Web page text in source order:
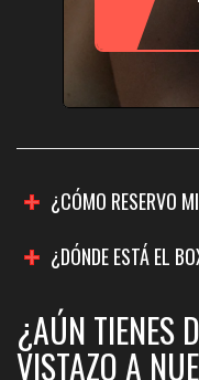
¿CÓMO RESERVO
¿DÓNDE ESTÁ EL
¿AÚN TIENES
VISTAZO A